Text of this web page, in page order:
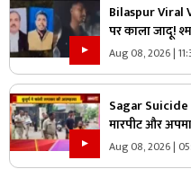
Bilaspur Viral
पर काला जादू!
देखिए ये पूरा
Aug 08, 2026 |
Sagar Suicide
मारपीट और
Aug 08, 2026 |